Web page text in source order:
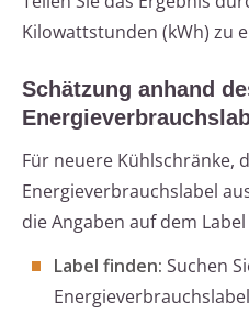
Kilowattstunden (kWh) zu
Schätzung anhand
Für neuere Kühlschränke,
Energieverbrauchslabel
die Angaben auf dem
Label finden: Suchen